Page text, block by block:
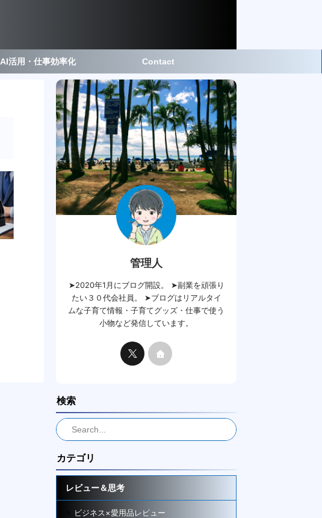
AI活用・仕事効率化 Contact
管理人
➤2020年1月にブログ開設。 ➤副業を頑張り
たい３０代会社員。 ➤ブログはリアルタイ
ムな子育て情報・子育てグッズ・仕事で使う
小物など発信しています。
検索
カテゴリ
レビュー＆思考
ビジネス×愛用品レビュー